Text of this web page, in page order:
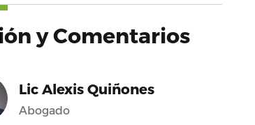
y Comentarios
Lic Alexis Quiñones
Abogado